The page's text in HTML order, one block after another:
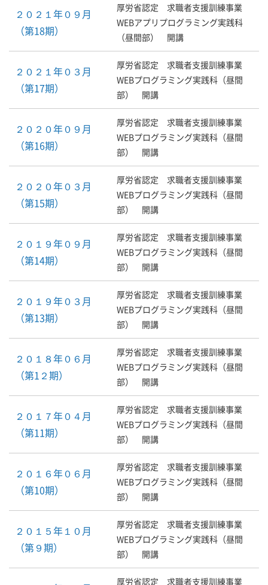
２０２１年０９月
（第18期）
厚労省認定 求職者支援訓練事業
WEBアプリプログラミング実践科
（昼間部） 開講
２０２１年０３月
（第17期）
厚労省認定 求職者支援訓練事業
WEBプログラミング実践科（昼間
部） 開講
２０２０年０９月
（第16期）
厚労省認定 求職者支援訓練事業
WEBプログラミング実践科（昼間
部） 開講
２０２０年０３月
（第15期）
厚労省認定 求職者支援訓練事業
WEBプログラミング実践科（昼間
部） 開講
２０１９年０９月
（第14期）
厚労省認定 求職者支援訓練事業
WEBプログラミング実践科（昼間
部） 開講
２０１９年０３月
（第13期）
厚労省認定 求職者支援訓練事業
WEBプログラミング実践科（昼間
部） 開講
２０１８年０６月
（第1２期）
厚労省認定 求職者支援訓練事業
WEBプログラミング実践科（昼間
部） 開講
２０１７年０４月
（第11期）
厚労省認定 求職者支援訓練事業
WEBプログラミング実践科（昼間
部） 開講
２０１６年０６月
（第10期）
厚労省認定 求職者支援訓練事業
WEBプログラミング実践科（昼間
部） 開講
２０１５年１０月
（第９期）
厚労省認定 求職者支援訓練事業
WEBプログラミング実践科（昼間
部） 開講
厚労省認定 求職者支援訓練事業